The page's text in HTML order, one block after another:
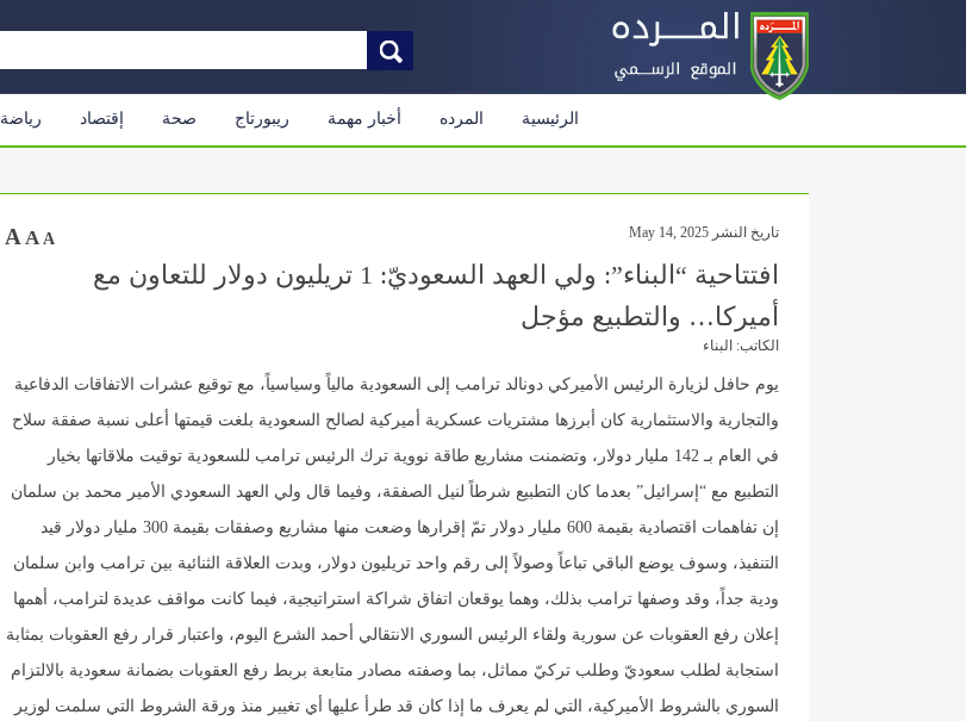
الرئيسية المرده أخبار مهمة ريبورتاج صحة إقتصاد رياضة
تاريخ النشر May 14, 2025 A A A
افتتاحية “البناء”: ولي العهد السعوديّ: 1 تريليون دولار للتعاون مع
أميركا… والتطبيع مؤجل
الكاتب: البناء
يوم حافل لزيارة الرئيس الأميركي دونالد ترامب إلى السعودية مالياً وسياسياً، مع توقيع عشرات الاتفاقات الدفاعية
والتجارية والاستثمارية كان أبرزها مشتريات عسكرية أميركية لصالح السعودية بلغت قيمتها أعلى نسبة صفقة سلاح
في العام بـ 142 مليار دولار، وتضمنت مشاريع طاقة نووية ترك الرئيس ترامب للسعودية توقيت ملاقاتها بخيار
التطبيع مع “إسرائيل” بعدما كان التطبيع شرطاً لنيل الصفقة، وفيما قال ولي العهد السعودي الأمير محمد بن سلمان
إن تفاهمات اقتصادية بقيمة 600 مليار دولار تمّ إقرارها وضعت منها مشاريع وصفقات بقيمة 300 مليار دولار قيد
التنفيذ، وسوف يوضع الباقي تباعاً وصولاً إلى رقم واحد تريليون دولار، وبدت العلاقة الثنائية بين ترامب وابن سلمان
ودية جداً، وقد وصفها ترامب بذلك، وهما يوقعان اتفاق شراكة استراتيجية، فيما كانت مواقف عديدة لترامب، أهمها
إعلان رفع العقوبات عن سورية ولقاء الرئيس السوري الانتقالي أحمد الشرع اليوم، واعتبار قرار رفع العقوبات بمثابة
استجابة لطلب سعوديّ وطلب تركيّ مماثل، بما وصفته مصادر متابعة بربط رفع العقوبات بضمانة سعودية بالالتزام
السوري بالشروط الأميركية، التي لم يعرف ما إذا كان قد طرأ عليها أي تغيير منذ ورقة الشروط التي سلمت لوزير